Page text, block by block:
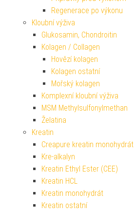
Regenerace po výkonu
Kloubní výživa
Glukosamin, Chondroitin
Kolagen / Collagen
Hovězí kolagen
Kolagen ostatní
Mořský kolagen
Komplexní kloubní výživa
MSM Methylsulfonylmethan
Želatina
Kreatin
Creapure kreatin monohydrát
Kre-alkalyn
Kreatin Ethyl Ester (CEE)
Kreatin HCL
Kreatin monohydrát
Kreatin ostatní